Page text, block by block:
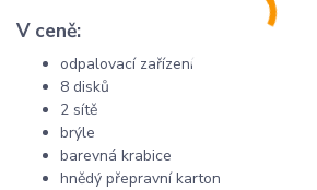
V ceně:
odpalovací zařízení
8 disků
2 sítě
brýle
barevná krabice
hnědý přepravní karton